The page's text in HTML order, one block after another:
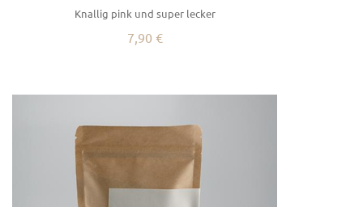
Knallig pink und super lecker
7,90 €